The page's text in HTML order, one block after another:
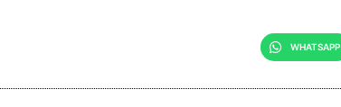
WHATSAPP